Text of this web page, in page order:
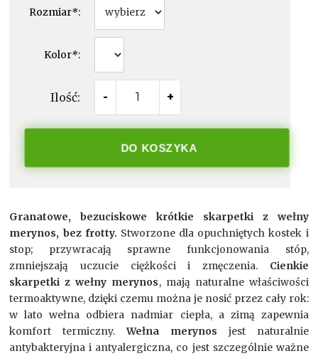
Rozmiar*:
Kolor*:
Ilość: - +
DO KOSZYKA
Granatowe, bezuciskowe krótkie skarpetki z wełny
merynos, bez frotty. Stworzone dla opuchniętych kostek i
stop; przywracają sprawne funkcjonowania stóp,
zmniejszają uczucie ciężkości i zmęczenia.Cienkie
skarpetki z wełny merynos, mają naturalne właściwości
termoaktywne, dzięki czemu można je nosić przez cały rok:
w lato wełna odbiera nadmiar ciepła, a zimą zapewnia
komfort termiczny.Wełna merynos jest naturalnie
antybakteryjna i antyalergiczna, co jest szczególnie ważne